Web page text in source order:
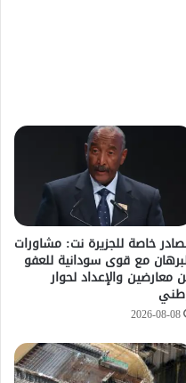
خاصة للجزيرة نت: مشاورات
مع قوى سودانية للعفو
معارضين والإعداد لحوار
2026-08-08